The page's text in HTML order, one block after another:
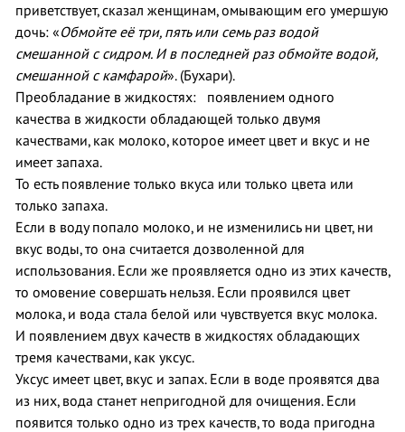
приветствует, сказал женщинам, омывающим его умершую
дочь: «Обмойте её три, пять или семь раз водой
смешанной с сидром. И в последней раз обмойте водой,
смешанной с камфарой». (Бухари).
Преобладание в жидкостях: появлением одного
качества в жидкости обладающей только двумя
качествами, как молоко, которое имеет цвет и вкус и не
имеет запаха.
То есть появление только вкуса или только цвета или
только запаха.
Если в воду попало молоко, и не изменились ни цвет, ни
вкус воды, то она считается дозволенной для
использования. Если же проявляется одно из этих качеств,
то омовение совершать нельзя. Если проявился цвет
молока, и вода стала белой или чувствуется вкус молока.
И появлением двух качеств в жидкостях обладающих
тремя качествами, как уксус.
Уксус имеет цвет, вкус и запах. Если в воде проявятся два
из них, вода станет непригодной для очищения. Если
появится только одно из трех качеств, то вода пригодна